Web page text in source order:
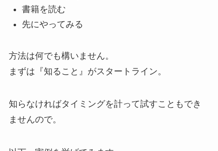
書籍を読む
先にやってみる
方法は何でも構いません。
まずは『知ること』がスタートライン。
知らなければタイミングを計って試すこともでき
ませんので。